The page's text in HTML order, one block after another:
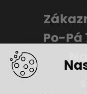
Po-Pá